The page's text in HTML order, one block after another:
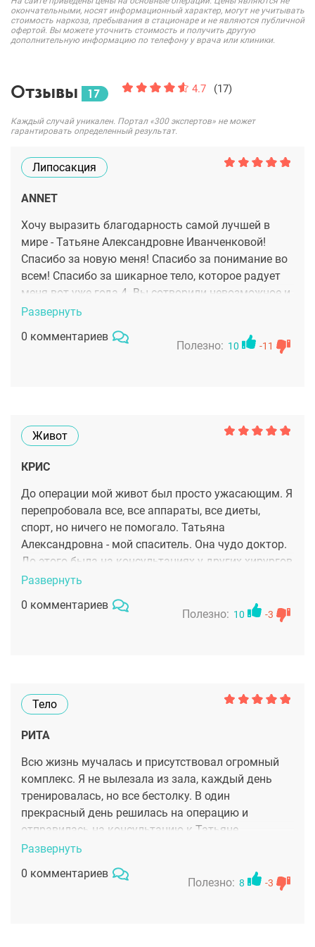
окончательными, носят информационный характер, могут не учитывать
стоимость наркоза, пребывания в стационаре и не являются публичной
офертой. Вы можете уточнить стоимость и получить другую
дополнительную информацию по телефону у врача или клиники.
Отзывы 17 4.7 (17)
Каждый случай уникален. Портал «300 экспертов» не может
гарантировать определенный результат.
Липосакция
ANNET
Хочу выразить благодарность самой лучшей в
мире - Татьяне Александровне Иванченковой!
Спасибо за новую меня! Спасибо за понимание во
всем! Спасибо за шикарное тело, которое радует
меня вот уже года 4. Вы сотворили невозможное и
я искренне Вам благодарна за все, что вы сделали
Татьяны Александровны и осталась очень
Развернуть
0 комментариев
Полезно: 10 -11
Живот
КРИС
До операции мой живот был просто ужасающим. Я
перепробовала все, все аппараты, все диеты,
спорт, но ничего не помогало. Татьяна
Александровна - мой спаситель. Она чудо доктор.
До этого была на консультациях у других хирургов
и никто не вызвал у меня доверия. К Т.А.
до мелочей рассказала, разъяснила и у меня не
Развернуть
0 комментариев
Полезно: 10 -3
Тело
РИТА
Всю жизнь мучалась и присутствовал огромный
комплекс. Я не вылезала из зала, каждый день
тренировалась, но все бестолку. В один
прекрасный день решилась на операцию и
отправилась на консультацию к Татьяне
Александровне. Она мне подробно все рассказала
что она безумно грамотный хирург. Посещая
Развернуть
0 комментариев
Полезно: 8 -3